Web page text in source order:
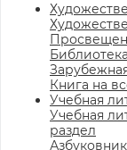
Книга на
Учебная
Учебная
раздел
Азбуковник